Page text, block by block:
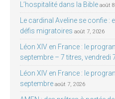
L’hospitalité dans la Bible août
Le cardinal Aveline se confie
défis migratoires août 7, 2026
Léon XIV en France : le
septembre – 7 titres, vendredi
Léon XIV en France : le
septembre août 7, 2026